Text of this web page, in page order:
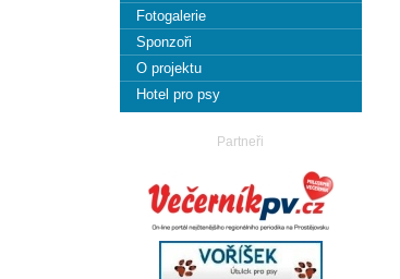
Fotogalerie
Sponzoři
O projektu
Hotel pro psy
Partneři